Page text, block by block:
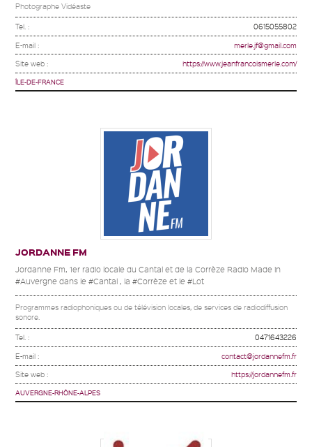
Photographe Vidéaste
Tel. : 0615055802
E-mail : merle.jf@gmail.com
Site web : https://www.jeanfrancoismerle.com/
ÎLE-DE-FRANCE
JORDANNE FM
Jordanne Fm, 1er radio locale du Cantal et de la Corrèze Radio Made in
#Auvergne dans le #Cantal , la #Corrèze et le #Lot
Programmes radiophoniques ou de télévision locales, de services de radiodiffusion
sonore.
Tel. : 0471643226
E-mail : contact@jordannefm.fr
Site web : https://jordannefm.fr
AUVERGNE-RHÔNE-ALPES